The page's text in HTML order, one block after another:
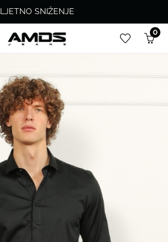
LJETNO SNIŽENJE
0